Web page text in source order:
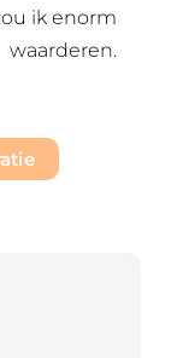
ik enorm
waarderen.